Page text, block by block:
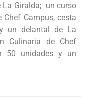
La Giralda; un curso
Chef Campus, cesta
un delantal de La
Culinaria de Chef
50 unidades y un